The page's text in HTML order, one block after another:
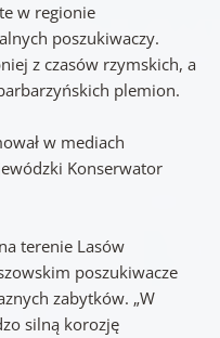
w regionie
poszukiwaczy.
z czasów rzymskich, a
plemion.
w mediach
Konserwator
terenie Lasów
poszukiwacze
zabytków. „W
silną korozję